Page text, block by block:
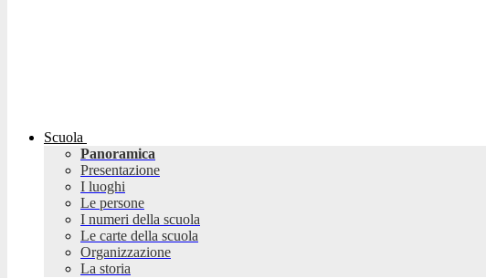
Scuola
Panoramica
Presentazione
I luoghi
Le persone
I numeri della scuola
Le carte della scuola
Organizzazione
La storia